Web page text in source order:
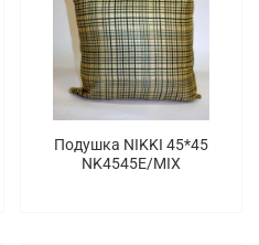
Подушка NIKKI 45*45
NK4545E/MIX